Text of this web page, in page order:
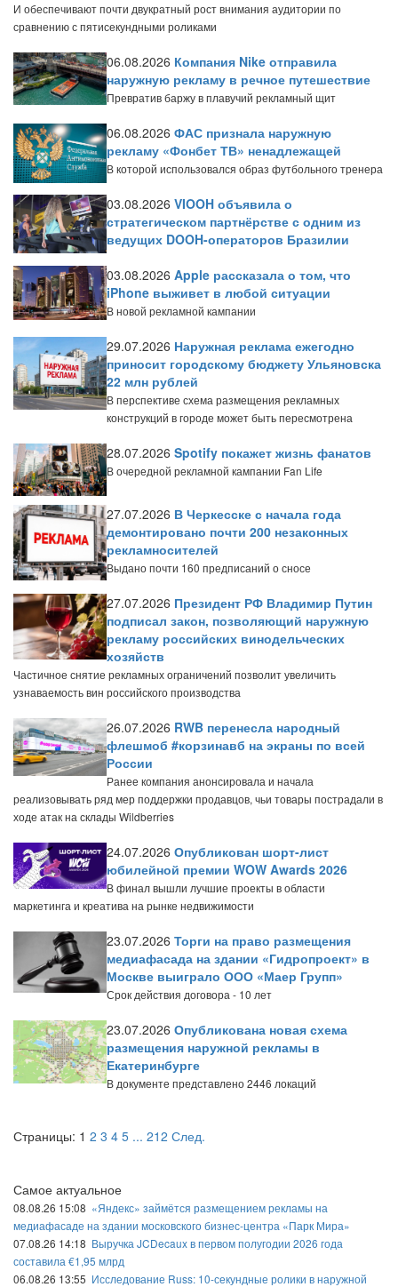
И обеспечивают почти двукратный рост внимания аудитории по
сравнению с пятисекундными роликами
06.08.2026 Компания Nike отправила
наружную рекламу в речное путешествие
Превратив баржу в плавучий рекламный щит
06.08.2026 ФАС признала наружную
рекламу «Фонбет ТВ» ненадлежащей
В которой использовался образ футбольного тренера
03.08.2026 VIOOH объявила о
стратегическом партнёрстве с одним из
ведущих DOOH-операторов Бразилии
03.08.2026 Apple рассказала о том, что
iPhone выживет в любой ситуации
В новой рекламной кампании
29.07.2026 Наружная реклама ежегодно
приносит городскому бюджету Ульяновска
22 млн рублей
В перспективе схема размещения рекламных
конструкций в городе может быть пересмотрена
28.07.2026 Spotify покажет жизнь фанатов
В очередной рекламной кампании Fan Life
27.07.2026 В Черкесске с начала года
демонтировано почти 200 незаконных
рекламносителей
Выдано почти 160 предписаний о сносе
27.07.2026 Президент РФ Владимир Путин
подписал закон, позволяющий наружную
рекламу российских винодельческих
хозяйств
Частичное снятие рекламных ограничений позволит увеличить
узнаваемость вин российского производства
26.07.2026 RWB перенесла народный
флешмоб #корзинавб на экраны по всей
России
Ранее компания анонсировала и начала
реализовывать ряд мер поддержки продавцов, чьи товары пострадали в
ходе атак на склады Wildberries
24.07.2026 Опубликован шорт-лист
юбилейной премии WOW Awards 2026
В финал вышли лучшие проекты в области
маркетинга и креатива на рынке недвижимости
23.07.2026 Торги на право размещения
медиафасада на здании «Гидропроект» в
Москве выиграло ООО «Маер Групп»
Срок действия договора - 10 лет
23.07.2026 Опубликована новая схема
размещения наружной рекламы в
Екатеринбурге
В документе представлено 2446 локаций
Страницы: 1 2 3 4 5 ... 212 След.
Самое актуальное
08.08.26 15:08 «Яндекс» займётся размещением рекламы на
медиафасаде на здании московского бизнес-центра «Парк Мира»
07.08.26 14:18 Выручка JCDecaux в первом полугодии 2026 года
составила €1,95 млрд
06.08.26 13:55 Исследование Russ: 10-секундные ролики в наружной